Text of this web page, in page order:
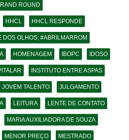
ROUND
HHCL HHCL RESPONDE
DOS OLHOS; #ABRILMARROM
HOMENAGEM IBOPC IDOSO
INSTITUTO ENTRE ASPAS
JOVEM TALENTO JULGAMENTO
LEITURA LENTE DE CONTATO
MARIA AUXILIADORA DE SOUZA
MENOR PREÇO MESTRADO